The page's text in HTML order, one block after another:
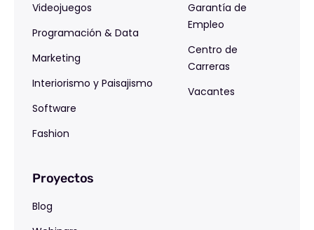
Videojuegos
Programación & Data
Marketing
Interiorismo y Paisajismo
Software
Fashion
Garantía de
Empleo
Centro de
Carreras
Vacantes
Proyectos
Blog